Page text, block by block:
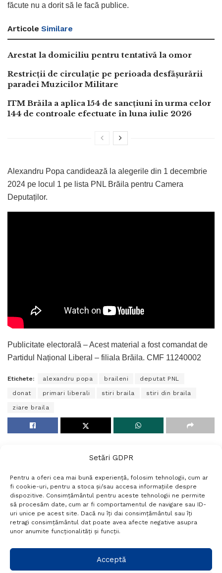
Setări GDPR
Pentru a oferi cea mai bună experiență, folosim tehnologii, cum ar
fi cookie-uri, pentru a stoca și/sau accesa informațiile despre
dispozitive. Consimțământul pentru aceste tehnologii ne permite
să procesăm date, cum ar fi comportamentul de navigare sau ID-
uri unice pe acest site. Dacă nu îți dai consimțământul sau îți
retragi consimțământul dat poate avea afecte negative asupra
unor anumite funcționalități și funcții.
Acceptă
făcute nu a dorit să le facă publice.
Articole Similare
Arestat la domiciliu pentru tentativă la omor
Restricții de circulație pe perioada desfășurării
paradei Muzicilor Militare
ITM Brăila a aplica 154 de sancțiuni în urma celor
144 de controale efectuate în luna iulie 2026
Alexandru Popa candidează la alegerile din 1 decembrie
2024 pe locul 1 pe lista PNL Brăila pentru Camera
Deputaților.
Publicitate electorală – Acest material a fost comandat de
Partidul Național Liberal – filiala Brăila. CMF 11240002
Etichete: alexandru popa braileni deputat PNL
donat primari liberali stiri braila stiri din braila
ziare braila
Termeni si conditii
Politică de confidențialitate
Politica cookies
Setări GDPR
+40 788 760 194